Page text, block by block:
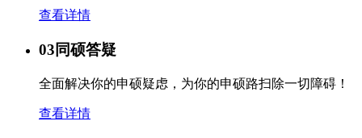
查看详情
03 同硕答疑
全面解决你的申硕疑虑，为你的申硕路扫除一切障碍！
查看详情